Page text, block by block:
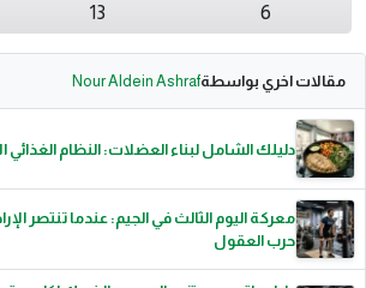
6
13
مقالات اخري بواسطةNour Aldein Ashraf
دليلك الشامل لبناء العضلات: النظام الغذائي
معركة اليوم الثالث في الجيم: عندما تنتصر
حرب العقول